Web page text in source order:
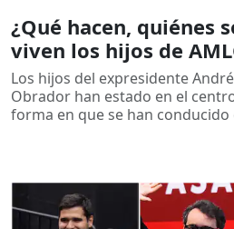
¿Qué hacen, quiénes
viven los hijos de
Los hijos del expresidente
Obrador han estado en el
forma en que se han